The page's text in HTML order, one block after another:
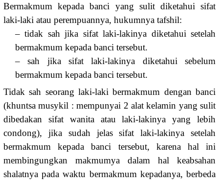
Bermakmum kepada banci yang sulit diketahui sifat
laki-laki atau perempuannya, hukumnya tafshil:
– tidak sah jika sifat laki-lakinya diketahui setelah
bermakmum kepada banci tersebut.
– sah jika sifat laki-lakinya diketahui sebelum
bermakmum kepada banci tersebut.
Tidak sah seorang laki-laki bermakmum dengan banci
(khuntsa musykil : mempunyai 2 alat kelamin yang sulit
dibedakan sifat wanita atau laki-lakinya yang lebih
condong), jika sudah jelas sifat laki-lakinya setelah
bermakmum kepada banci tersebut, karena hal ini
membingungkan makmumya dalam hal keabsahan
shalatnya pada waktu bermakmum kepadanya, berbeda